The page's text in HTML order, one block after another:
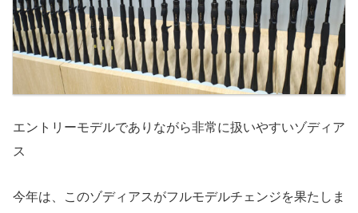
エントリーモデルでありながら非常に扱いやすいゾディア
ス
今年は、このゾディアスがフルモデルチェンジを果たしま